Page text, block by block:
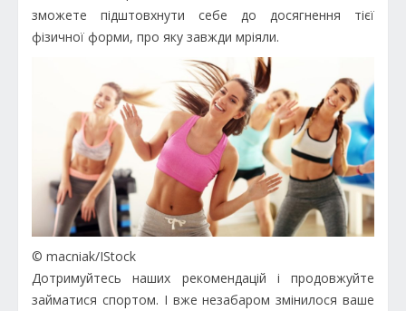
зможете підштовхнути себе до досягнення тієї
фізичної форми, про яку завжди мріяли.
© macniak/IStock
Дотримуйтесь наших рекомендацій і продовжуйте
займатися спортом. І вже незабаром змінилося ваше